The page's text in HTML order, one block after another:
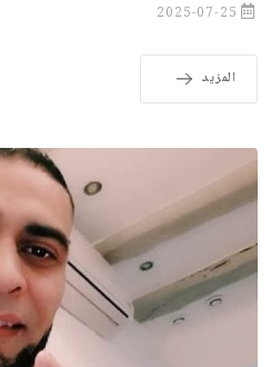
2025-07-25
المزيد